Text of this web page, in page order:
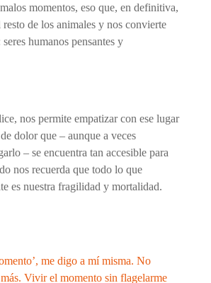
momentos, eso que, en definitiva,
de los animales y nos convierte
humanos pensantes y
nos permite empatizar con ese lugar
dolor que – aunque a veces
– se encuentra tan accesible para
nos recuerda que todo lo que
es nuestra fragilidad y mortalidad.
me digo a mí misma. No
Vivir el momento sin flagelarme